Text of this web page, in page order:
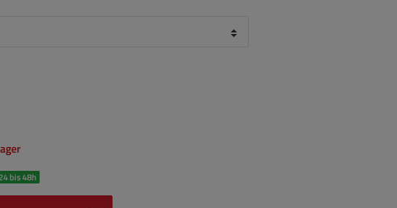
bis 48h